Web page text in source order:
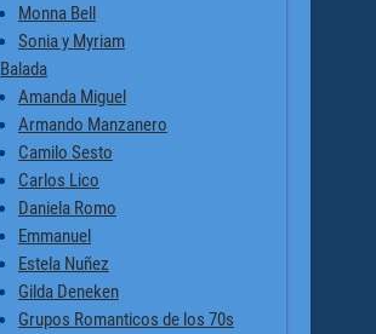
Monna Bell
Sonia y Myriam
Balada
Amanda Miguel
Armando Manzanero
Camilo Sesto
Carlos Lico
Daniela Romo
Emmanuel
Estela Nuñez
Gilda Deneken
Grupos Romanticos de los 70s